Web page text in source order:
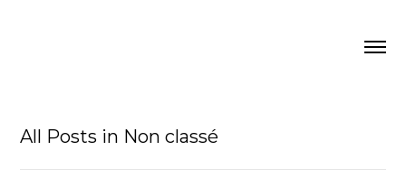
All Posts in Non classé